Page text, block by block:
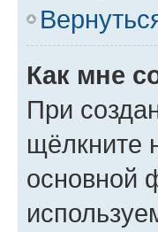
Как мне
При
щёлкните
основной